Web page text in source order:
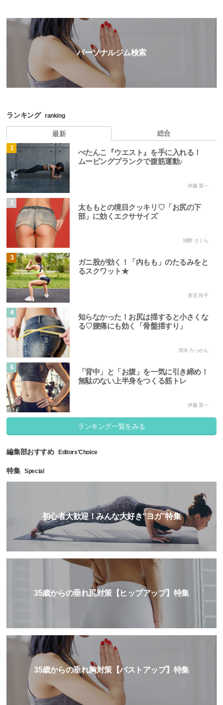
パーソナルジム検索
ランキング ranking
最新 総合
1
ぺたんこ『ウエスト』を手に入れる！
ムービングプランクで腹筋運動♪
伊藤 晃一
2
太ももとの境目クッキリ♡「お尻の下
部」に効くエクササイズ
関野 さくら
3
ガニ股が効く！「内もも」のたるみをと
るスクワット★
美宅 玲子
4
知らなかった！お尻は揺すると小さくな
る♡腰痛にも効く「骨盤揺すり」
清水 ろっかん
5
「背中」と「お腹」を一気に引き締め！
無駄のない上半身をつくる筋トレ
伊藤 晃一
ランキング一覧をみる
編集部おすすめ Editors'Choice
特集 Special
初心者大歓迎！みんな大好き“ヨガ”特集
35歳からの垂れ尻対策【ヒップアップ】特集
35歳からの垂れ胸対策【バストアップ】特集